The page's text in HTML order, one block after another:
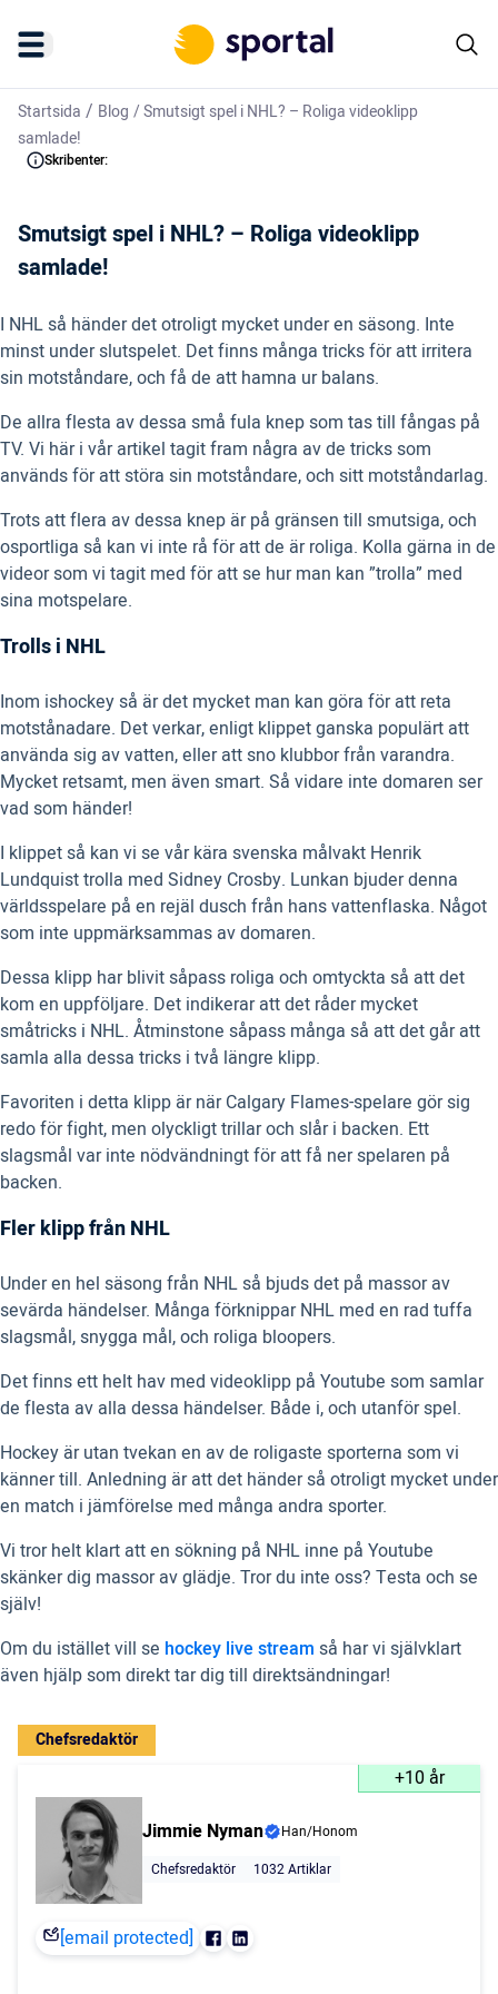
Startsida / Blog /Smutsigt spel i NHL? – Roliga videoklipp
samlade!
Skribenter:
Smutsigt spel i NHL? – Roliga videoklipp
samlade!
I NHL så händer det otroligt mycket under en säsong. Inte
minst under slutspelet. Det finns många tricks för att irritera
sin motståndare, och få de att hamna ur balans.
De allra flesta av dessa små fula knep som tas till fångas på
TV. Vi här i vår artikel tagit fram några av de tricks som
används för att störa sin motståndare, och sitt motståndarlag.
Trots att flera av dessa knep är på gränsen till smutsiga, och
osportliga så kan vi inte rå för att de är roliga. Kolla gärna in de
videor som vi tagit med för att se hur man kan ”trolla” med
sina motspelare.
Trolls i NHL
Inom ishockey så är det mycket man kan göra för att reta
motstånadare. Det verkar, enligt klippet ganska populärt att
använda sig av vatten, eller att sno klubbor från varandra.
Mycket retsamt, men även smart. Så vidare inte domaren ser
vad som händer!
I klippet så kan vi se vår kära svenska målvakt Henrik
Lundquist trolla med Sidney Crosby. Lunkan bjuder denna
världsspelare på en rejäl dusch från hans vattenflaska. Något
som inte uppmärksammas av domaren.
Dessa klipp har blivit såpass roliga och omtyckta så att det
kom en uppföljare. Det indikerar att det råder mycket
småtricks i NHL. Åtminstone såpass många så att det går att
samla alla dessa tricks i två längre klipp.
Favoriten i detta klipp är när Calgary Flames-spelare gör sig
redo för fight, men olyckligt trillar och slår i backen. Ett
slagsmål var inte nödvändningt för att få ner spelaren på
backen.
Fler klipp från NHL
Under en hel säsong från NHL så bjuds det på massor av
sevärda händelser. Många förknippar NHL med en rad tuffa
slagsmål, snygga mål, och roliga bloopers.
Det finns ett helt hav med videoklipp på Youtube som samlar
de flesta av alla dessa händelser. Både i, och utanför spel.
Hockey är utan tvekan en av de roligaste sporterna som vi
känner till. Anledning är att det händer så otroligt mycket under
en match i jämförelse med många andra sporter.
Vi tror helt klart att en sökning på NHL inne på Youtube
skänker dig massor av glädje. Tror du inte oss? Testa och se
själv!
Om du istället vill se hockey live stream så har vi självklart
även hjälp som direkt tar dig till direktsändningar!
Chefsredaktör
+10 år
Jimmie Nyman
Han/Honom
Chefsredaktör
1032 Artiklar
[email protected]